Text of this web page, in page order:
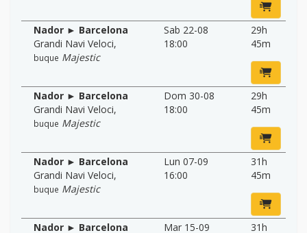
Nador ► Barcelona
Grandi Navi Veloci,
buque Majestic
Sab 22-08
18:00
29h
45m
Nador ► Barcelona
Grandi Navi Veloci,
buque Majestic
Dom 30-08
18:00
29h
45m
Nador ► Barcelona
Grandi Navi Veloci,
buque Majestic
Lun 07-09
16:00
31h
45m
Nador ► Barcelona
Mar 15-09
31h